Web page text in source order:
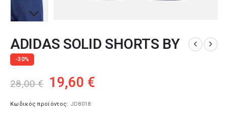
ADIDAS SOLID SHORTS BY
-30%
28,00€ Original
was:
19,60 €
Κωδικός προϊόντος: JD8018